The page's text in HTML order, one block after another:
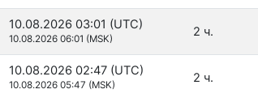
10.08.2026 03:01 (UTC)
10.08.2026 06:01 (MSK) 2 ч.
10.08.2026 02:47 (UTC)
10.08.2026 05:47 (MSK) 2 ч.